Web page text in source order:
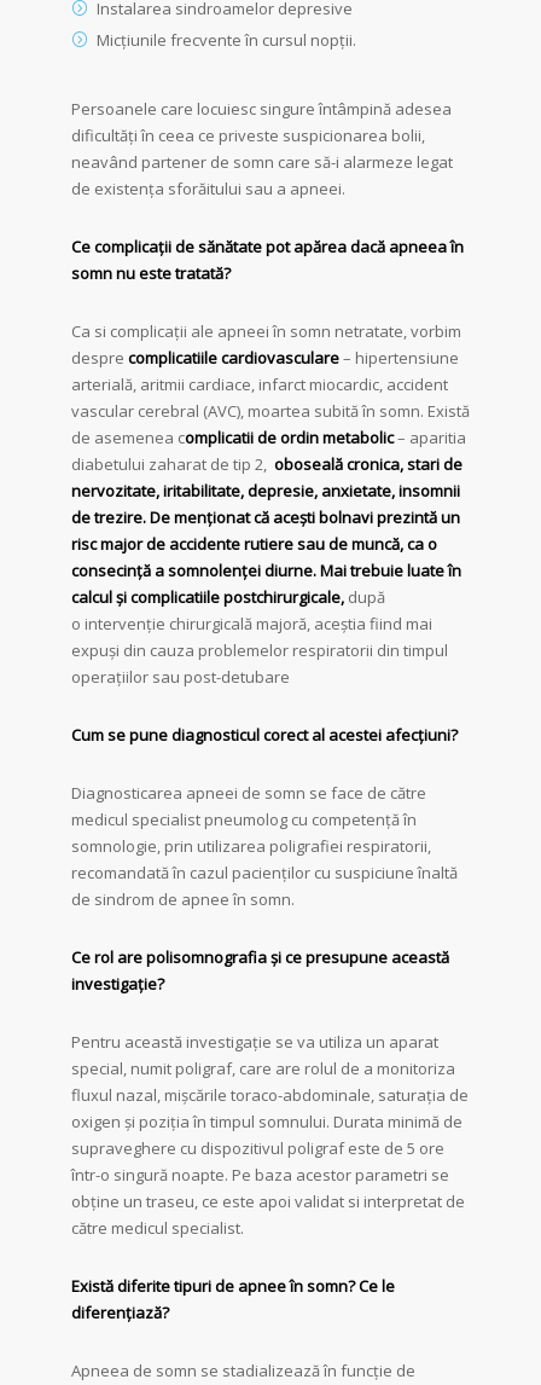
Instalarea sindroamelor depresive
Micțiunile frecvente în cursul nopții.
Persoanele care locuiesc singure întâmpină adesea
dificultăți în ceea ce priveste suspicionarea bolii,
neavând partener de somn care să-i alarmeze legat
de existența sforăitului sau a apneei.
Ce complicații de sănătate pot apărea dacă apneea în
somn nu este tratată?
Ca si complicații ale apneei în somn netratate, vorbim
despre complicatiile cardiovasculare– hipertensiune
arterială, aritmii cardiace, infarct miocardic, accident
vascular cerebral (AVC), moartea subită în somn. Există
de asemenea complicatii de ordin metabolic– aparitia
diabetului zaharat de tip 2, oboseală cronica, stari de
nervozitate, iritabilitate, depresie, anxietate, insomnii
de trezire. De menționat că acești bolnavi prezintă un
risc major de accidente rutiere sau de muncă, ca o
consecință a somnolenței diurne. Mai trebuie luate în
calcul și complicatiile postchirurgicale, după
o intervenție chirurgicală majoră, aceștia fiind mai
expuși din cauza problemelor respiratorii din timpul
operațiilor sau post-detubare
Cum se pune diagnosticul corect al acestei afecțiuni?
Diagnosticarea apneei de somn se face de către
medicul specialist pneumolog cu competență în
somnologie, prin utilizarea poligrafiei respiratorii,
recomandată în cazul pacienților cu suspiciune înaltă
de sindrom de apnee în somn.
Ce rol are polisomnografia și ce presupune această
investigație?
Pentru această investigație se va utiliza un aparat
special, numit poligraf, care are rolul de a monitoriza
fluxul nazal, mișcările toraco-abdominale, saturația de
oxigen și poziția în timpul somnului. Durata minimă de
supraveghere cu dispozitivul poligraf este de 5 ore
într-o singură noapte. Pe baza acestor parametri se
obține un traseu, ce este apoi validat si interpretat de
către medicul specialist.
Există diferite tipuri de apnee în somn? Ce le
diferențiază?
Apneea de somn se stadializează în funcție de